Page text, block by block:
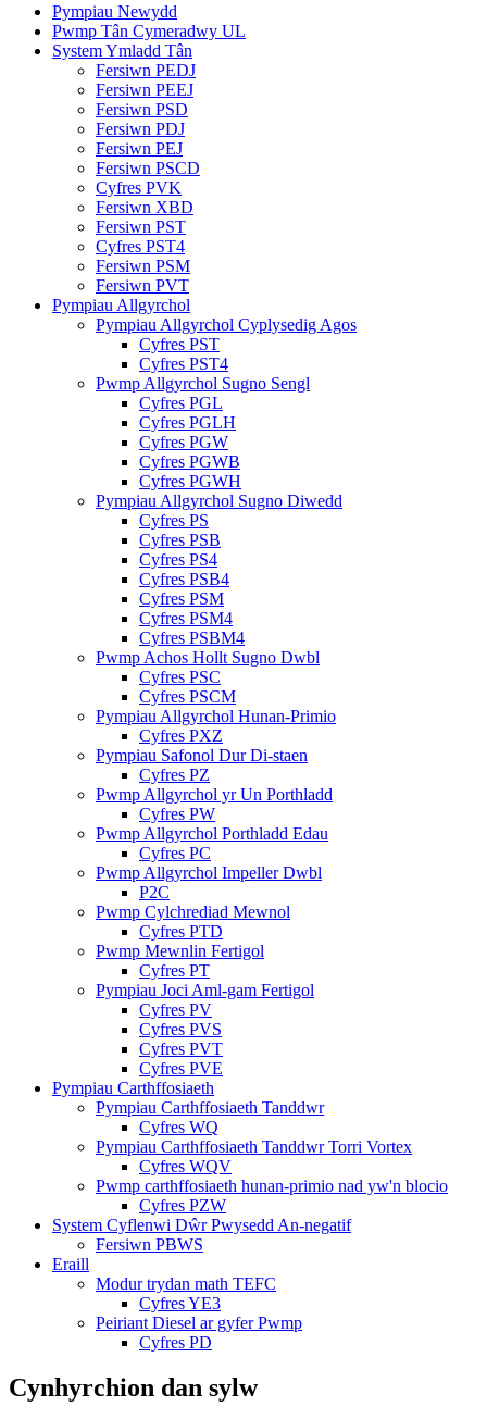
Pympiau Newydd
Pwmp Tân Cymeradwy UL
System Ymladd Tân
Fersiwn PEDJ
Fersiwn PEEJ
Fersiwn PSD
Fersiwn PDJ
Fersiwn PEJ
Fersiwn PSCD
Cyfres PVK
Fersiwn XBD
Fersiwn PST
Cyfres PST4
Fersiwn PSM
Fersiwn PVT
Pympiau Allgyrchol
Pympiau Allgyrchol Cyplysedig Agos
Cyfres PST
Cyfres PST4
Pwmp Allgyrchol Sugno Sengl
Cyfres PGL
Cyfres PGLH
Cyfres PGW
Cyfres PGWB
Cyfres PGWH
Pympiau Allgyrchol Sugno Diwedd
Cyfres PS
Cyfres PSB
Cyfres PS4
Cyfres PSB4
Cyfres PSM
Cyfres PSM4
Cyfres PSBM4
Pwmp Achos Hollt Sugno Dwbl
Cyfres PSC
Cyfres PSCM
Pympiau Allgyrchol Hunan-Primio
Cyfres PXZ
Pympiau Safonol Dur Di-staen
Cyfres PZ
Pwmp Allgyrchol yr Un Porthladd
Cyfres PW
Pwmp Allgyrchol Porthladd Edau
Cyfres PC
Pwmp Allgyrchol Impeller Dwbl
P2C
Pwmp Cylchrediad Mewnol
Cyfres PTD
Pwmp Mewnlin Fertigol
Cyfres PT
Pympiau Joci Aml-gam Fertigol
Cyfres PV
Cyfres PVS
Cyfres PVT
Cyfres PVE
Pympiau Carthffosiaeth
Pympiau Carthffosiaeth Tanddwr
Cyfres WQ
Pympiau Carthffosiaeth Tanddwr Torri Vortex
Cyfres WQV
Pwmp carthffosiaeth hunan-primio nad yw'n blocio
Cyfres PZW
System Cyflenwi Dŵr Pwysedd An-negatif
Fersiwn PBWS
Eraill
Modur trydan math TEFC
Cyfres YE3
Peiriant Diesel ar gyfer Pwmp
Cyfres PD
Cynhyrchion dan sylw